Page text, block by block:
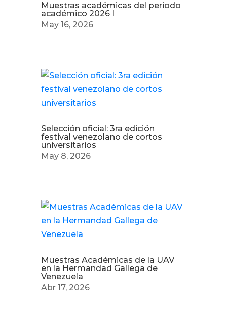
Muestras académicas del periodo
académico 2026 I
May 16, 2026
Selección oficial: 3ra edición
festival venezolano de cortos
universitarios
May 8, 2026
Muestras Académicas de la UAV
en la Hermandad Gallega de
Venezuela
Abr 17, 2026